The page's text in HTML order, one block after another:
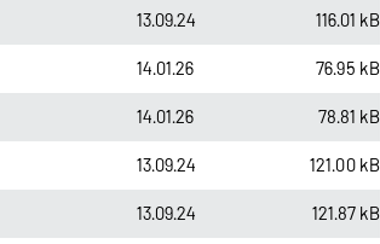
13.09.24
116.01 kB
14.01.26
76.95 kB
14.01.26
78.81 kB
13.09.24
121.00 kB
13.09.24 121.87 kB